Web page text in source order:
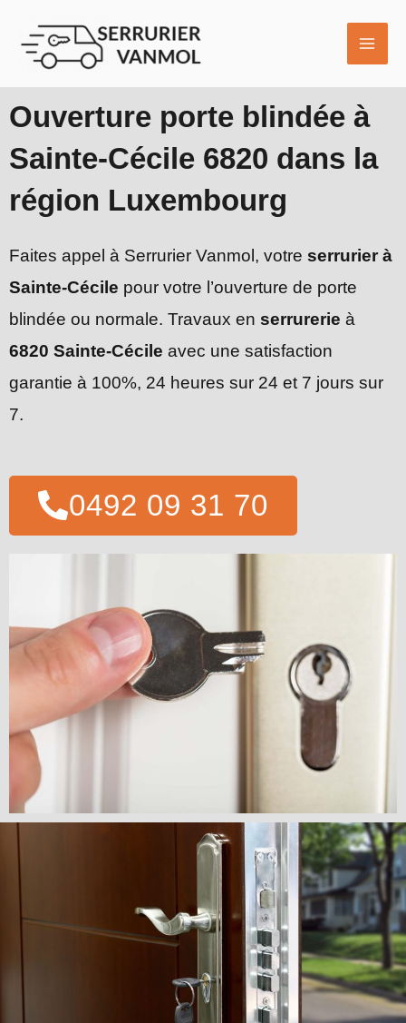
contenu
Ouverture porte blindée à
Sainte-Cécile 6820 dans la
région Luxembourg
Faites appel à Serrurier Vanmol, votre serrurier à
Sainte-Cécile pour votre l’ouverture de porte
blindée ou normale. Travaux en serrurerie à
6820 Sainte-Cécile avec une satisfaction
garantie à 100%, 24 heures sur 24 et 7 jours sur
7.
0492 09 31 70